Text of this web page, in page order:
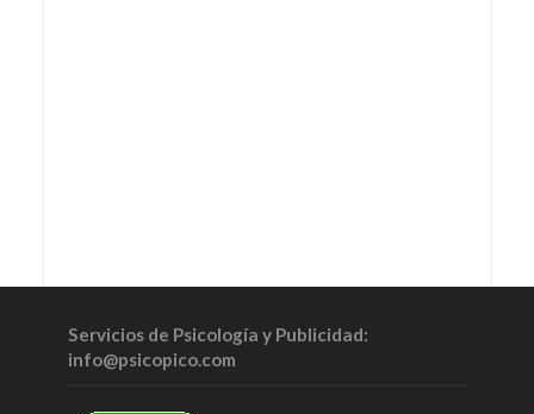
Servicios de Psicología y Publicidad:
info@psicopico.com